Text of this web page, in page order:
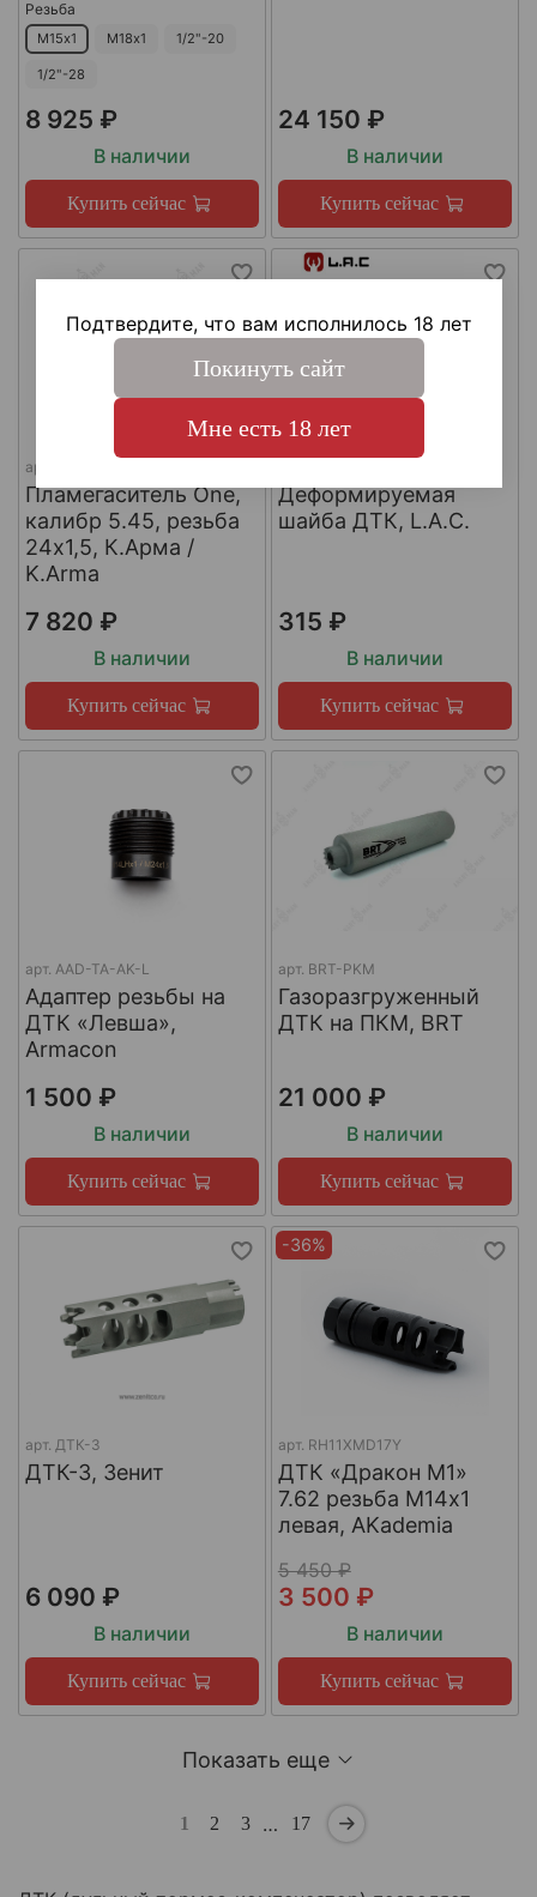
Резьба
М15х1 М18х1 1/2"-20
1/2"-28
8 925 ₽
В наличии
Купить сейчас
24 150 ₽
В наличии
Купить сейчас
арт.
Пламегаситель One,
калибр 5.45, резьба
24х1,5, К.Арма /
K.Arma
7 820 ₽
В наличии
Купить сейчас
Деформируемая
шайба ДТК, L.A.C.
315 ₽
В наличии
Купить сейчас
арт. AAD-TA-AK-L
Адаптер резьбы на
ДТК «Левша»,
Armacon
1 500 ₽
В наличии
Купить сейчас
арт. BRT-PKM
Газоразгруженный
ДТК на ПКМ, BRT
21 000 ₽
В наличии
Купить сейчас
арт. ДТК-3
ДТК-3, Зенит
6 090 ₽
В наличии
Купить сейчас
-36%
арт. RH11XMD17Y
ДТК «Дракон М1»
7.62 резьба М14х1
левая, AKademia
5 450 ₽
3 500 ₽
В наличии
Купить сейчас
Показать еще
1 2 3 … 17
Подтвердите, что вам исполнилось 18 лет
Покинуть сайт
Мне есть 18 лет